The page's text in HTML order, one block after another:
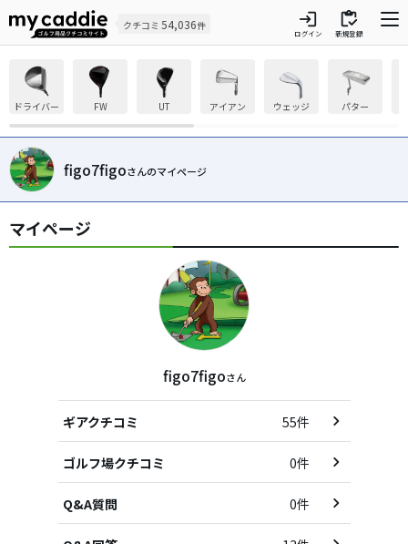
クチコミ 54,036件 login
ログイン
inventory
新規登録
ドライバー FW UT アイアン ウェッジ パター
figo7figoさんのマイページ
マイページ
figo7figoさん
ギアクチコミ 55件
ゴルフ場クチコミ 0件
Q&A質問 0件